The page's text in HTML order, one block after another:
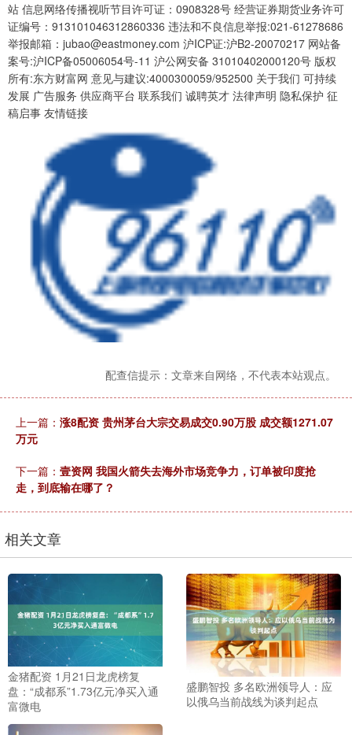
站 信息网络传播视听节目许可证：0908328号 经营证券期货业务许可
证编号：913101046312860336 违法和不良信息举报:021-61278686
举报邮箱：jubao@eastmoney.com 沪ICP证:沪B2-20070217 网站备
案号:沪ICP备05006054号-11 沪公网安备 31010402000120号 版权
所有:东方财富网 意见与建议:4000300059/952500 关于我们 可持续
发展 广告服务 供应商平台 联系我们 诚聘英才 法律声明 隐私保护 征
稿启事 友情链接
配查信提示：文章来自网络，不代表本站观点。
上一篇： 涨8配资 贵州茅台大宗交易成交0.90万股 成交额1271.07
万元
下一篇： 壹资网 我国火箭失去海外市场竞争力，订单被印度抢
走，到底输在哪了？
相关文章
金猪配资 1月21日龙虎榜复
盘：“成都系”1.73亿元净买入通
富微电
盛鹏智投 多名欧洲领导人：应
以俄乌当前战线为谈判起点